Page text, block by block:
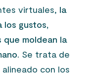
virtuales, la
los gustos,
moldean la
Se trata de
con los